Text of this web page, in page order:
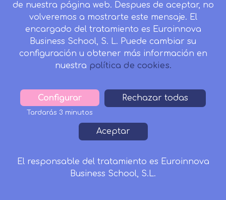
de nuestra página web. Despues de aceptar, no
volveremos a mostrarte este mensaje. El
encargado del tratamiento es Euroinnova
Business School, S. L. Puede cambiar su
configuración u obtener más información en
nuestra política de cookies.
Configurar
Tardarás 3 minutos
Rechazar todas
Aceptar
Withdraw
consent
El responsable del tratamiento es Euroinnova
Business School, S.L.